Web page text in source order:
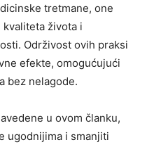
tretmane, one
života i
Održivost ovih praksi
efekte, omogućujući
bez nelagode.
u ovom članku,
ugodnijima i smanjiti